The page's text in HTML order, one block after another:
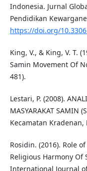
Indonesia. Jurnal
Pendidikan
https://doi.org/
King, V., & King, V. T.
Samin Movement Of
481).
Lestari, P. (2008).
MASYARAKAT SAMIN
Kecamatan Kradenan,
Rosidin. (2016). Role
Religious Harmony
International Journal